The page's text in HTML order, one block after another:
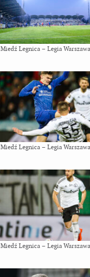
Miedź Legnica – Legia Warszawa
Miedź Legnica – Legia Warszawa
Miedź Legnica – Legia Warszawa